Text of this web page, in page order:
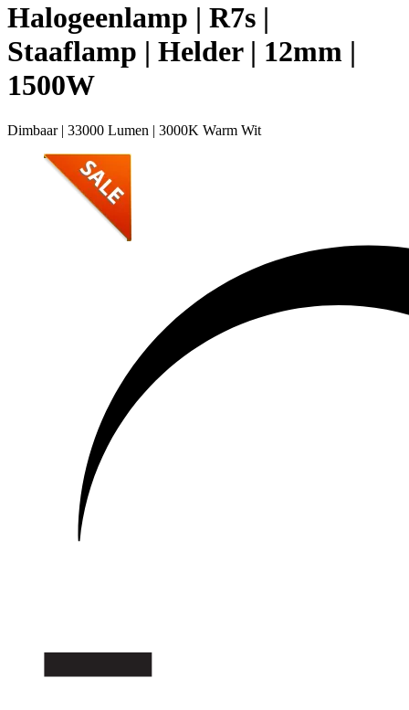
Halogeenlamp | R7s |
Staaflamp | Helder | 12mm |
1500W
Dimbaar | 33000 Lumen | 3000K Warm Wit